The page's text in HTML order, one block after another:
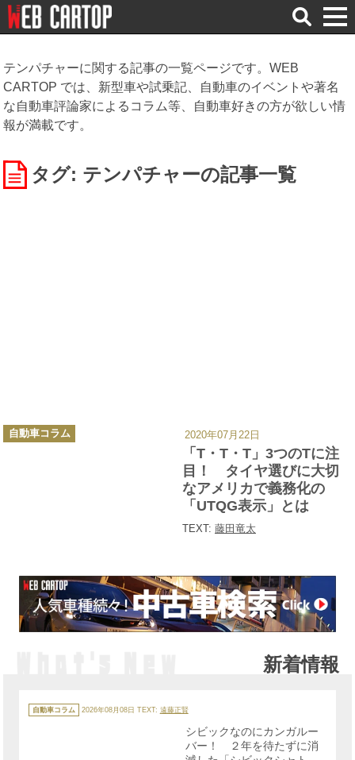
検
索
テンパチャーに関する記事の一覧ページです。WEB
CARTOP では、新型車や試乗記、自動車のイベントや著名
な自動車評論家によるコラム等、自動車好きの方が欲しい情
報が満載です。
タグ: テンパチャーの記事一覧
「T・T・T」3つのTに注
目！ タイヤ選びに大切
なアメリカで義務化の
「UTQG表示」とは
TEXT: 藤田竜太
カ
テ
自動車コラム 2020年07月22日
新着情報
カ
テ
ゴ
自動車コラム 2026年08月08日 TEXT: 遠藤正賢
シビックなのにカンガルー
バー！ ２年を待たずに消